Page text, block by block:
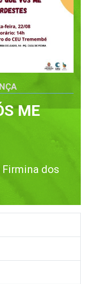
ME
Firmina dos